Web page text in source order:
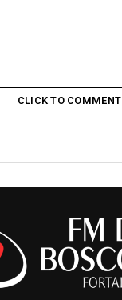
CLICK TO COMMENT